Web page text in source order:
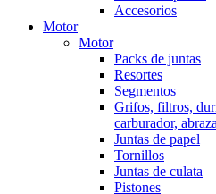
Accesorios
Motor
Motor
Packs de juntas
Resortes
Segmentos
Grifos, filtros,
carburador,
Juntas de papel
Tornillos
Juntas de culata
Pistones